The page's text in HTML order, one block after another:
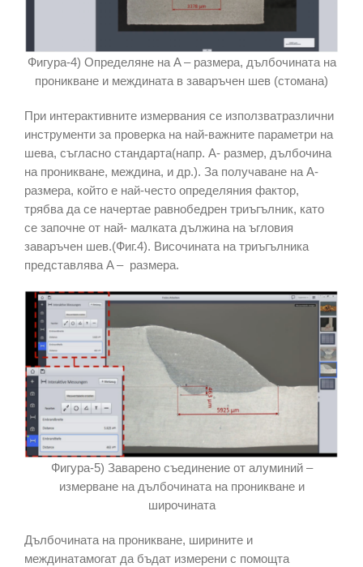
Фигура-4) Определяне на A – размера, дълбочината на
проникване и междината в заваръчен шев (стомана)
При интерактивните измервания се използватразлични
инструменти за проверка на най-важните параметри на
шева, съгласно стандарта(напр. A- размер, дълбочина
на проникване, междина, и др.). За получаване на A-
размера, който е най-често определяния фактор,
трябва да се начертае равнобедрен триъгълник, като
се започне от най- малката дължина на ъгловия
заваръчен шев.(Фиг.4). Височината на триъгълника
представлява A – размера.
Фигура-5) Заварено съединение от алуминий –
измерване на дълбочината на проникване и
широчината
Дълбочината на проникване, ширините и
междинатамогат да бъдат измерени с помощта